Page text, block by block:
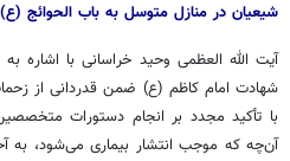
شیعیان در منازل متوسل به باب الحوائج
آیت الله العظمی وحید خراسانی با اشاره
شهادت امام کاظم (ع) ضمن قدردانی از
با تأکید مجدد بر انجام دستورات
آن‌چه که موجب انتشار بیماری می‌شود، به